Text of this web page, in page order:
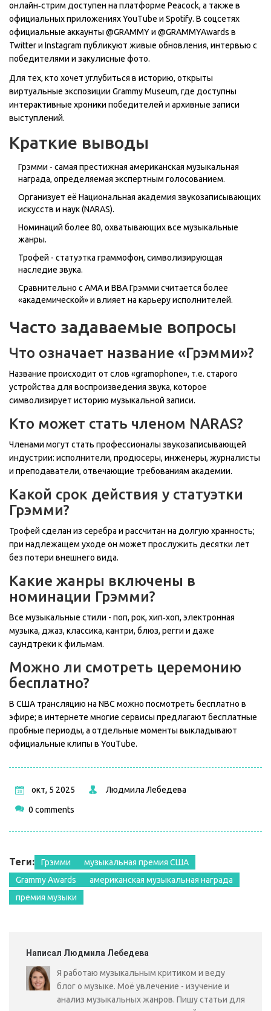
онлайн‑стрим доступен на платформе Peacock, а также в
официальных приложениях YouTube и Spotify. В соцсетях
официальные аккаунты @GRAMMY и @GRAMMYAwards в
Twitter и Instagram публикуют живые обновления, интервью с
победителями и закулисные фото.
Для тех, кто хочет углубиться в историю, открыты
виртуальные экспозиции Grammy Museum, где доступны
интерактивные хроники победителей и архивные записи
выступлений.
Краткие выводы
Грэмми - самая престижная американская музыкальная
награда, определяемая экспертным голосованием.
Организует её Национальная академия звукозаписывающих
искусств и наук (NARAS).
Номинаций более 80, охватывающих все музыкальные
жанры.
Трофей - статуэтка граммофон, символизирующая
наследие звука.
Сравнительно с AMA и BBA Грэмми считается более
«академической» и влияет на карьеру исполнителей.
Часто задаваемые вопросы
Что означает название «Грэмми»?
Название происходит от слов «gramophone», т.е. старого
устройства для воспроизведения звука, которое
символизирует историю музыкальной записи.
Кто может стать членом NARAS?
Членами могут стать профессионалы звукозаписывающей
индустрии: исполнители, продюсеры, инженеры, журналисты
и преподаватели, отвечающие требованиям академии.
Какой срок действия у статуэтки
Грэмми?
Трофей сделан из серебра и рассчитан на долгую хранность;
при надлежащем уходе он может прослужить десятки лет
без потери внешнего вида.
Какие жанры включены в
номинации Грэмми?
Все музыкальные стили - поп, рок, хип‑хоп, электронная
музыка, джаз, классика, кантри, блюз, регги и даже
саундтреки к фильмам.
Можно ли смотреть церемонию
бесплатно?
В США трансляцию на NBC можно посмотреть бесплатно в
эфире; в интернете многие сервисы предлагают бесплатные
пробные периоды, а отдельные моменты выкладывают
официальные клипы в YouTube.
окт, 5 2025 Людмила Лебедева
0 comments
Теги: Грэмми
музыкальная премия США
Grammy Awards
американская музыкальная награда
премия музыки
Написал Людмила Лебедева
Я работаю музыкальным критиком и веду
блог о музыке. Моё увлечение - изучение и
анализ музыкальных жанров. Пишу статьи для